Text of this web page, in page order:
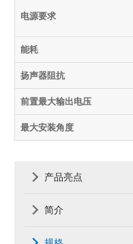
电源要求
能耗
扬声器阻抗
前置最大输出电压
最大安装角度
产品亮点
简介